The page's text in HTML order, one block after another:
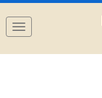
Navigation